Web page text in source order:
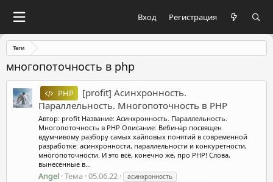
Вход Регистрация
Теги
многопоточность в php
PHP
[profit] Асинхронность.
Параллельность. Многопоточность в PHP
Автор: profit Название: Асинхронность. Параллельность.
Многопоточность в PHP Описание: Вебинар посвящен
вдумчивому разбору самых хайповых понятий в современной
разработке: асинхронности, параллельности и конкуретности,
многопоточности. И это всё, конечно же, про PHP! Cлова,
вынесенные в...
Angel Тема 05.06.22
асинхронность